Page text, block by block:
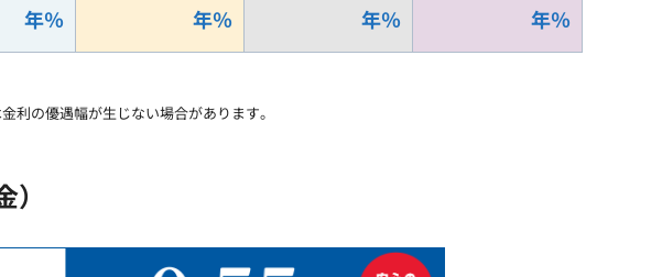
年％ 年％ 年％ 年％
利の優遇幅が生じない場合があります。